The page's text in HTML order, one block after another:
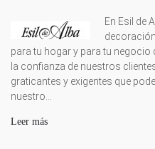
En Esil de
para tu hogar y para tu
la confianza de nuestros
graticantes y exigentes que
nuestro...
Leer más